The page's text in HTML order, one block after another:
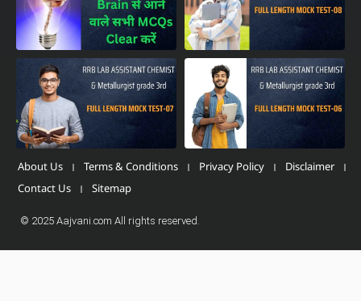
About Us Terms & Conditions Privacy Policy
Disclaimer
Contact Us
Sitemap
© 2025 Aajvani.com All rights reserved.